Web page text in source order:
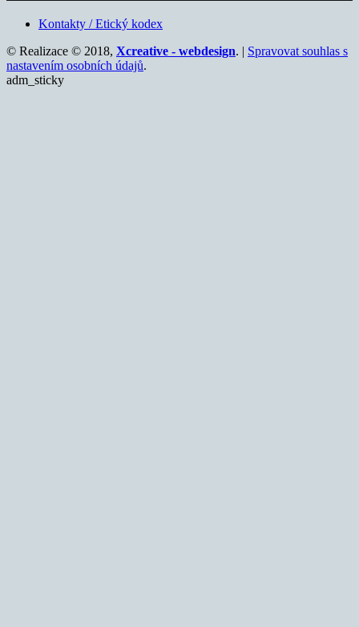
Kontakty / Etický kodex
© Realizace © 2018, Xcreative - webdesign. | Spravovat souhlas s
nastavením osobních údajů.
adm_sticky